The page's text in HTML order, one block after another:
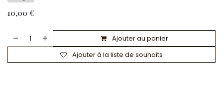
10,00 €
Ajouter au panier
Ajouter à la liste de souhaits